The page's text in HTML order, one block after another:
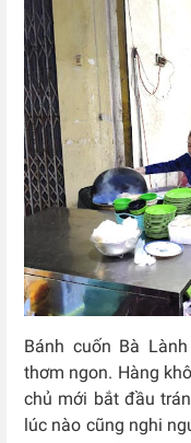
Bánh cuốn Bà
thơm ngon. Hàng
chủ mới bắt đầu
lúc nào cũng nghi